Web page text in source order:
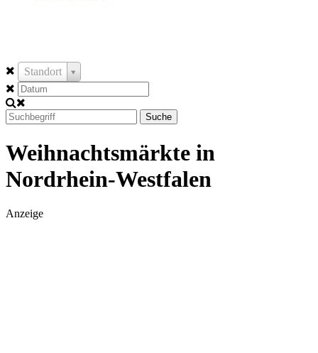
Standort
Suche
Weihnachtsmärkte in
Nordrhein-Westfalen
Anzeige